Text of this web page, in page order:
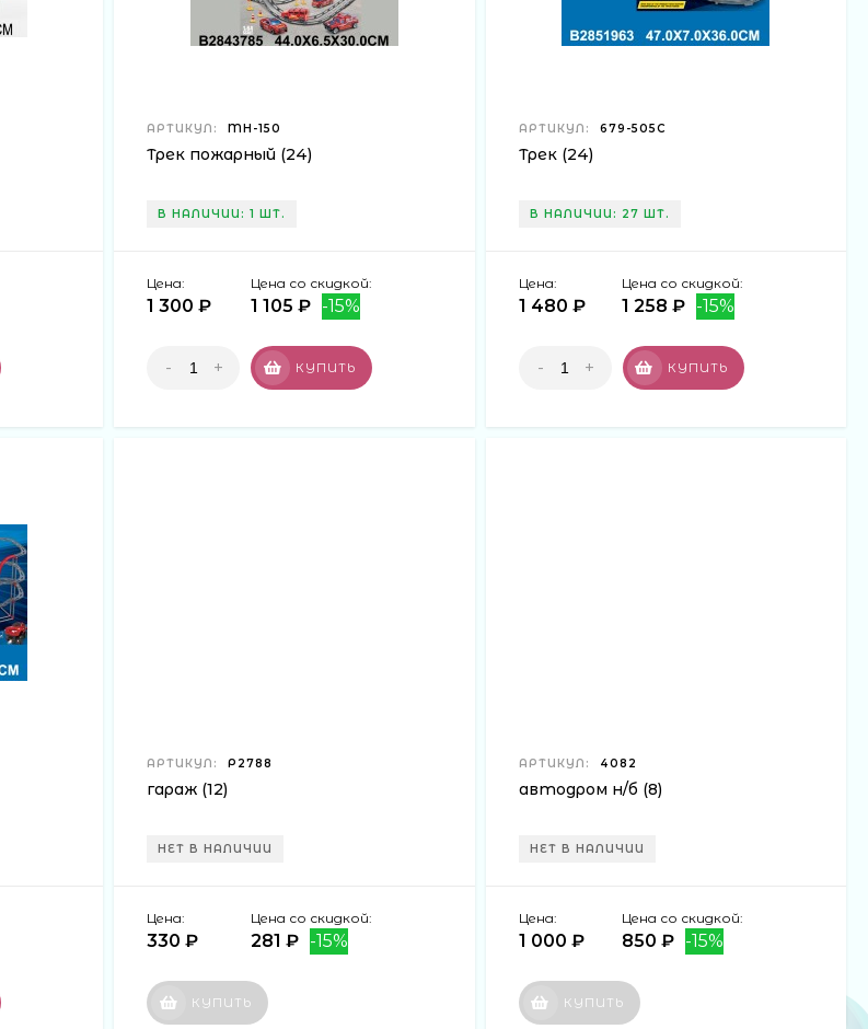
АРТИКУЛ: MH-150
Трек пожарный (24)
В НАЛИЧИИ: 1 ШТ.
Цена:
1 300 ₽
Цена со скидкой:
1 105 ₽ -15%
- + КУПИТЬ
АРТИКУЛ: 679-505C
Трек (24)
В НАЛИЧИИ: 27 ШТ.
Цена:
1 480 ₽
Цена со скидкой:
1 258 ₽ -15%
- + КУПИТЬ
АРТИКУЛ: Р2788
гараж (12)
НЕТ В НАЛИЧИИ
Цена:
330 ₽
Цена со скидкой:
281 ₽ -15%
КУПИТЬ
АРТИКУЛ: 4082
автодром н/б (8)
НЕТ В НАЛИЧИИ
Цена:
1 000 ₽
Цена со скидкой:
850 ₽ -15%
КУПИТЬ